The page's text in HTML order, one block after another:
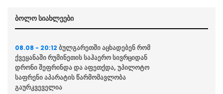
ბოლო სიახლეები
08.08 - 20:12 ბულგარეთში აცხადებენ რომ
ქვეყანაში რუმინეთის საჰაერო სივრციდან
დრონი შეფრინდა და აფეთქდა, უპილოტო
საფრენი აპარატის წარმომავლობა
გაურკვეველია